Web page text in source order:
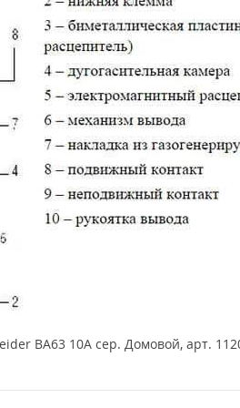
ВА63 10А сер. Домовой, арт.